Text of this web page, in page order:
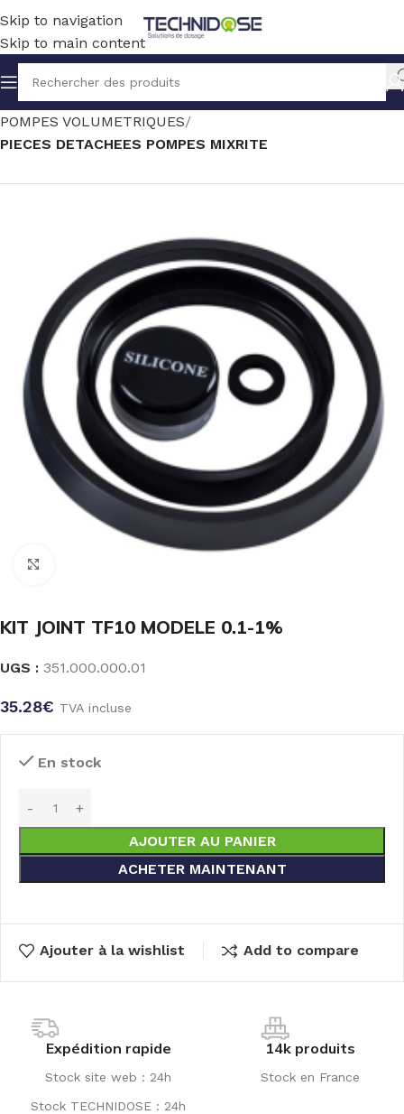
Skip to navigation
Skip to main content
Accueil TRAITEMENT EAU DOSAGE
POMPES VOLUMETRIQUES
PIECES DETACHEES POMPES MIXRITE
KIT JOINT TF10 MODELE 0.1-1%
UGS : 351.000.000.01
35.28€ TVA incluse
En stock
AJOUTER AU PANIER
ACHETER MAINTENANT
Ajouter à la wishlist Add to compare
Expédition rapide
Stock site web : 24h
Stock TECHNIDOSE : 24h
14k produits
Stock en France